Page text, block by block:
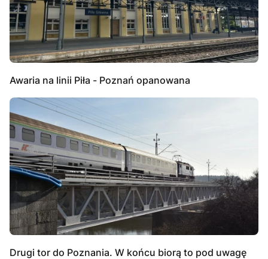
Awaria na linii Piła - Poznań opanowana
Drugi tor do Poznania. W końcu biorą to pod uwagę